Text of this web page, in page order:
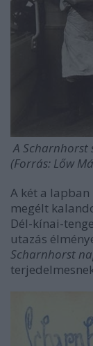
A Scharnhorst
(Forrás: Lőw
A két a
megélt
Dél-kínai-
utazás
Scharnhorst